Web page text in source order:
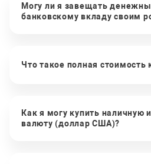
Могу ли я завещать
банковскому вкладу своим
Что такое полная стоимость
Как я могу купить наличную
валюту (доллар США)?